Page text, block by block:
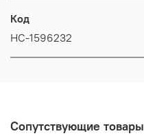
Код
НС-1596232
Сопутствующие товары